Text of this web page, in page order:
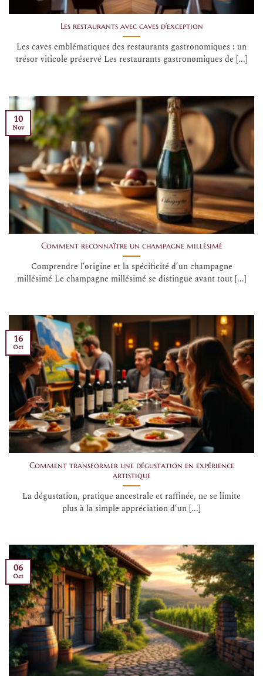
Les restaurants avec caves d’exception
Les caves emblématiques des restaurants gastronomiques : un
trésor viticole préservé Les restaurants gastronomiques de [...]
Comment reconnaître un champagne millésimé
Comprendre l’origine et la spécificité d’un champagne
millésimé Le champagne millésimé se distingue avant tout [...]
10
Nov
Comment transformer une dégustation en expérience
artistique
La dégustation, pratique ancestrale et raffinée, ne se limite
plus à la simple appréciation d’un [...]
16
Oct
06
Oct